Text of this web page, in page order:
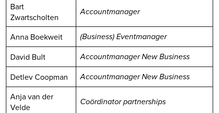
Bart
Zwartscholten
Accountmanager
Anna Boekweit (Business) Eventmanager
David Bult Accountmanager New Business
Detlev Coopman Accountmanager New Business
Anja van der
Velde
Coördinator partnerships